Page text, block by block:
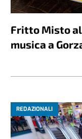
Fritto Misto
musica a
REDAZIONALI